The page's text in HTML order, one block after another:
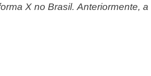
X no Brasil. Anteriormente,